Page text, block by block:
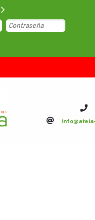
Inicio
Bolsa de trabajo
Contacto